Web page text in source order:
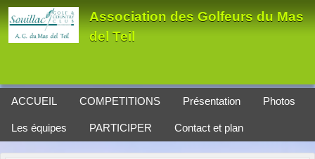
Association des Golfeurs du Mas
del Teil
ACCUEIL COMPETITIONS Présentation Photos
Les équipes PARTICIPER Contact et plan
Panneau de gestion des cookies